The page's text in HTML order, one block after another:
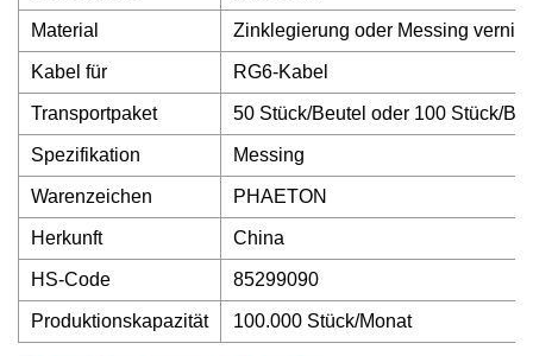
Material Zinklegierung oder Messing
Kabel für RG6-Kabel
Transportpaket 50 Stück/Beutel oder 100 Stück/
Spezifikation Messing
Warenzeichen PHAETON
Herkunft China
HS-Code 85299090
Produktionskapazität 100.000 Stück/Monat